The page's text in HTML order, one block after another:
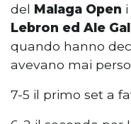
del Malaga Open
Lebron ed Ale
quando hanno
avevano mai
7-5 il primo set a